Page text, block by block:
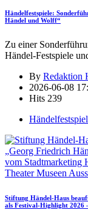
Händelfestspiele:
Händel und Wolff“
Zu einer
Händel-Festspiele
By Redaktion
2026-06-08
Hits 239
Theater Museen
Stiftung Händel-Haus
als Festival-Highlight 2026